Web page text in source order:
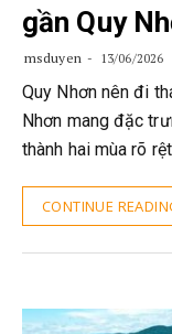
gần Quy
msduyen 13/06/2026
Quy Nhơn nên đi
Nhơn mang đặc
thành hai mùa rõ
CONTINUE